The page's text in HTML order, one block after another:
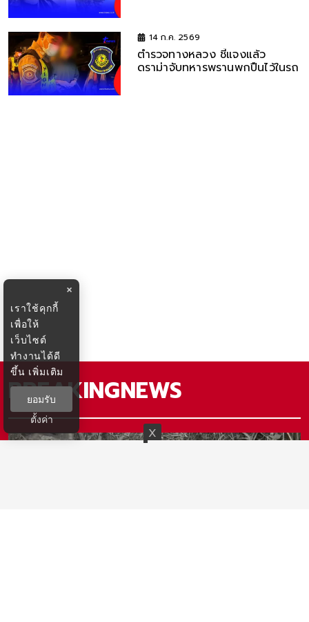
14 ก.ค. 2569
ตำรวจทางหลวง ชี้แจงแล้ว
ดราม่าจับทหารพรานพกปืนไว้ในรถ
BREAKINGNEWS
×
เราใช้คุกกี้
เพื่อให้
เว็บไซต์
ทำงานได้ดี
ขึ้น เพิ่มเติม
ยอมรับ
ตั้งค่า